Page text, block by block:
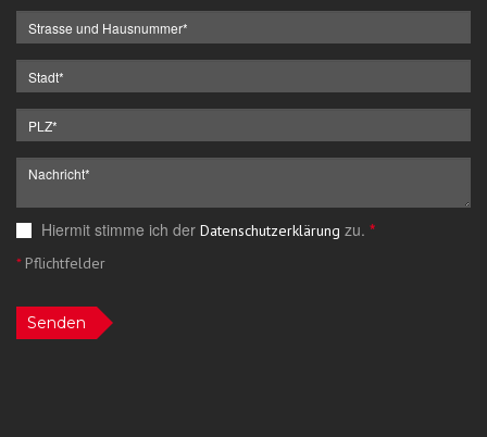
Hiermit stimme ich der Datenschutzerklärung zu. *
*Pflichtfelder
Senden